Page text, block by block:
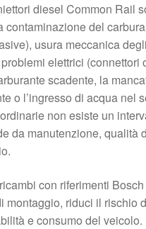
diesel Common Rail
contaminazione del
usura meccanica
elettrici (connettori
scadente, la
o l’ingresso di acqua nel
non esiste un
da manutenzione, qualità
con riferimenti
montaggio, riduci il rischio
e consumo del veicolo.